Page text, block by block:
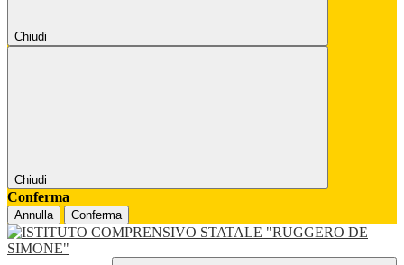
Chiudi
Chiudi
Conferma
Annulla Conferma